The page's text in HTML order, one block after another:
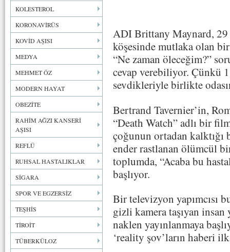
KOLESTEROL
KORONAVİRÜS
KOVİD AŞISI
MEDYA
MEHMET ÖZ
MODERN HAYAT
OBEZİTE
RAHİM AĞZI KANSERİ
AŞISI
REFLÜ
RUHSAL HASTALIKLAR
SİGARA
SPOR VE EGZERSİZ
TEŞHİS
TİROİT
TÜBERKÜLOZ
ADI Brittany Maynard, 29
köşesinde mutlaka olan
“Ne zaman öleceğim?”
cevap verebiliyor. Çünkü 1
sevdikleriyle birlikte
Bertrand Tavernier’in,
“Death Watch” adlı bir
çoğunun ortadan kalktığı
ender rastlanan ölümcül
toplumda, “Acaba bu
başlıyor.
Bir televizyon yapımcısı
gizli kamera taşıyan
naklen yayınlanmaya
‘reality şov’ların haberi